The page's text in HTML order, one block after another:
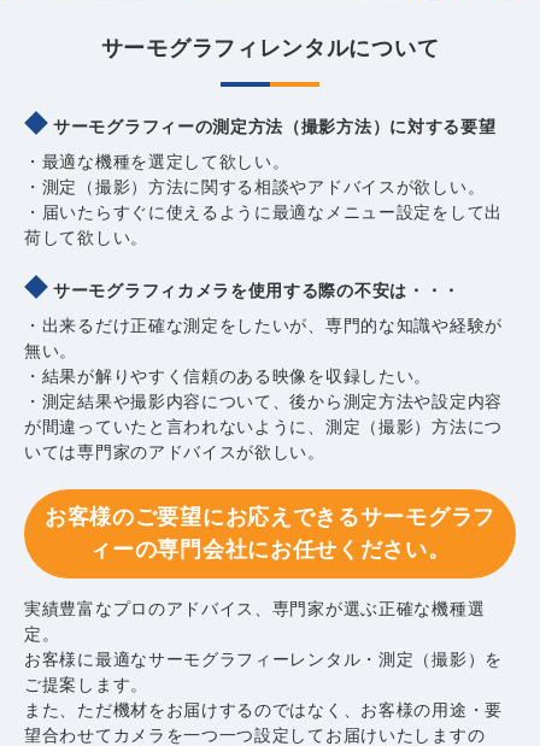
サーモグラフィレンタルについて
サーモグラフィーの測定方法（撮影方法）に対する要望
・最適な機種を選定して欲しい。
・測定（撮影）方法に関する相談やアドバイスが欲しい。
・届いたらすぐに使えるように最適なメニュー設定をして出
荷して欲しい。
サーモグラフィカメラを使用する際の不安は・・・
・出来るだけ正確な測定をしたいが、専門的な知識や経験が
無い。
・結果が解りやすく信頼のある映像を収録したい。
・測定結果や撮影内容について、後から測定方法や設定内容
が間違っていたと言われないように、測定（撮影）方法につ
いては専門家のアドバイスが欲しい。
お客様のご要望にお応えできるサーモグラフ
ィーの専門会社にお任せください。
実績豊富なプロのアドバイス、専門家が選ぶ正確な機種選
定。
お客様に最適なサーモグラフィーレンタル・測定（撮影）を
ご提案します。
また、ただ機材をお届けするのではなく、お客様の用途・要
望合わせてカメラを一つ一つ設定してお届けいたしますの